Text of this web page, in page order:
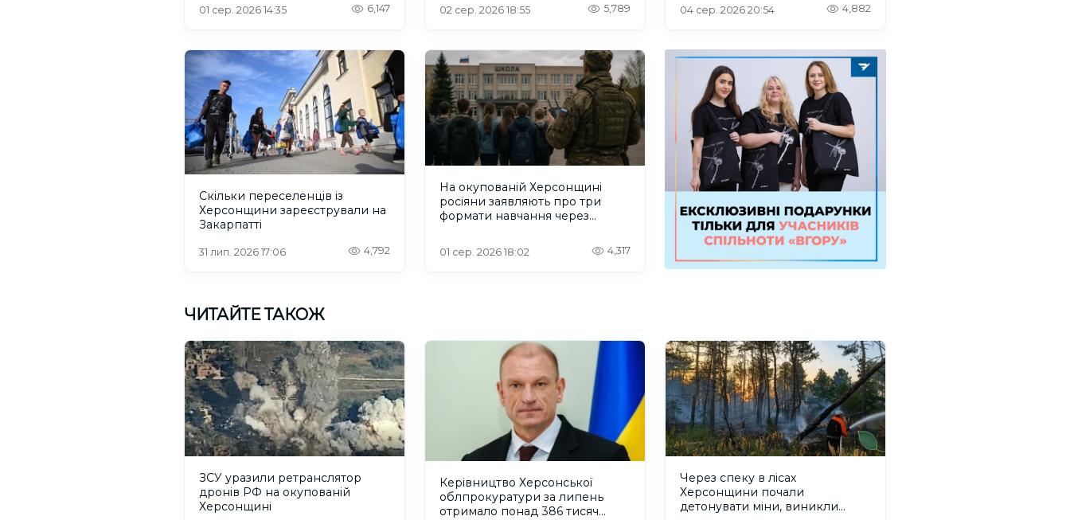
01 сер. 2026 14:35 6,147 02 сер. 2026 18:55 5,789 04 сер. 2026 20:54 4,882
Скільки переселенців із
Херсонщини зареєстрували на
Закарпатті
31 лип. 2026 17:06 4,792
На окупованій Херсонщині
росіяни заявляють про три
формати навчання через
01 сер. 2026 18:02 4,317
ЧИТАЙТЕ ТАКОЖ
ЗСУ уразили ретранслятор
дронів РФ на окупованій
Херсонщині
Керівництво Херсонської
облпрокуратури за липень
отримало понад 386 тисяч
Через спеку в лісах
Херсонщини почали
детонувати міни, виникли